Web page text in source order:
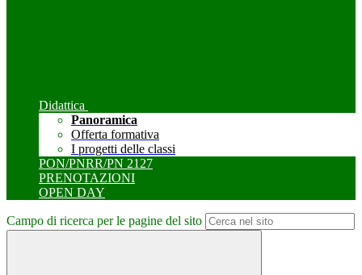
Didattica
Panoramica
Offerta formativa
I progetti delle classi
PON/PNRR/PN 2127
PRENOTAZIONI
OPEN DAY
Campo di ricerca per le pagine del sito